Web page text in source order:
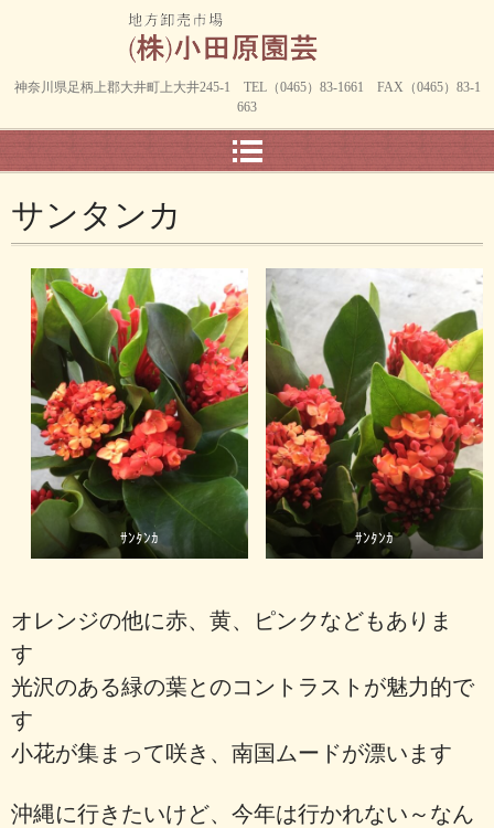
神奈川県足柄上郡大井町上大井245-1 TEL（0465）83-1661 FAX（0465）83-1
663
サンタンカ
ｻﾝﾀﾝｶ ｻﾝﾀﾝｶ
オレンジの他に赤、黄、ピンクなどもありま
す
光沢のある緑の葉とのコントラストが魅力的で
す
小花が集まって咲き、南国ムードが漂います
沖縄に行きたいけど、今年は行かれない～なん